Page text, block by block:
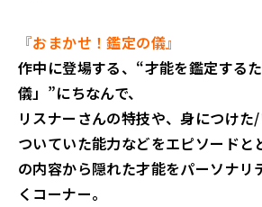
『おまかせ！鑑定の儀』
作中に登場する、“才能を鑑定する
儀」”にちなんで、
リスナーさんの特技や、身につけ
ついていた能力などをエピソードと
の内容から隠れた才能をパーソナリ
くコーナー。